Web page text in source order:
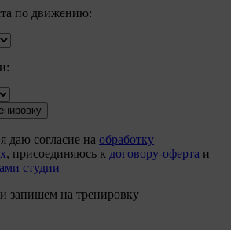
по движению:
даю согласие на обработку
, присоединяюсь к договору-оферта и
студии
запишем на тренировку